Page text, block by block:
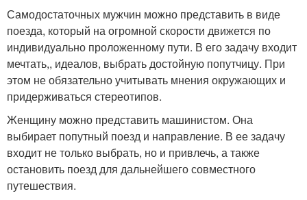
Самодостаточных мужчин можно представить в виде
поезда, который на огромной скорости движется по
индивидуально проложенному пути. В его задачу входит
мечтать,, идеалов, выбрать достойную попутчицу. При
этом не обязательно учитывать мнения окружающих и
придерживаться стереотипов.
Женщину можно представить машинистом. Она
выбирает попутный поезд и направление. В ее задачу
входит не только выбрать, но и привлечь, а также
остановить поезд для дальнейшего совместного
путешествия.